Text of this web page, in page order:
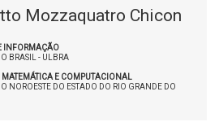
Mozzaquatro Chicon
INFORMAÇÃO
BRASIL - ULBRA
E COMPUTACIONAL
NOROESTE DO ESTADO DO RIO GRANDE DO